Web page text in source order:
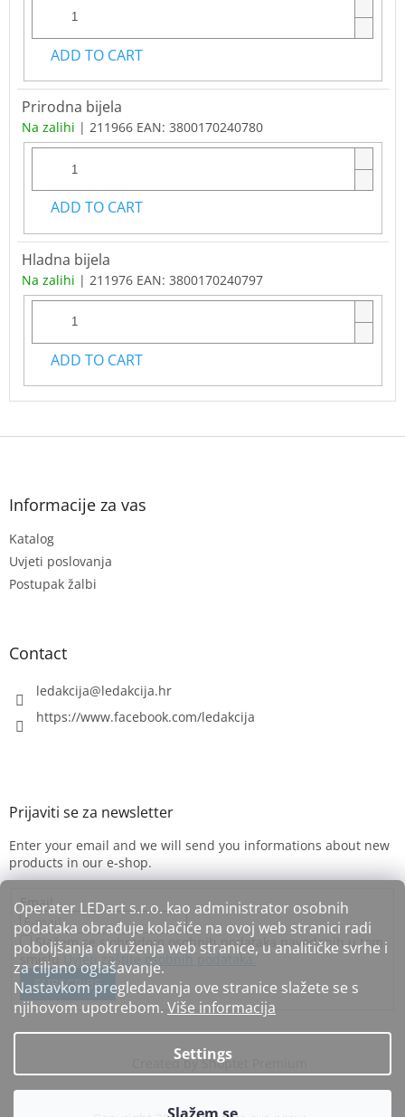
Operater LEDart s.r.o. kao administrator osobnih
podataka obrađuje kolačiće na ovoj web stranici radi
poboljšanja okruženja web stranice, u analitičke svrhe i
za ciljano oglašavanje.
Nastavkom pregledavanja ove stranice slažete se s
njihovom upotrebom. Više informacija
Settings
ADD TO CART
Prirodna bijela
Na zalihi | 211966 EAN: 3800170240780
ADD TO CART
Hladna bijela
Na zalihi | 211976 EAN: 3800170240797
ADD TO CART
F
Informacije za vas
Katalog
Uvjeti poslovanja
Postupak žalbi
Contact
ledakcija@ledakcija.hr
https://www.facebook.com/ledakcija
Enter your email and we will send you informations about new
products in our e-shop.
Email
Slažem se s obradom osobnih podataka navedenih u tom
smisluUvjeti zaštite osobnih podataka.
SUBSCRIBE
Created by Shoptet Premium